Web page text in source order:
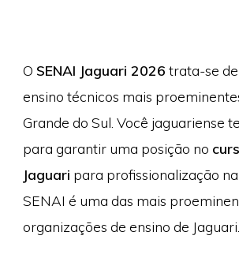
O SENAI Jaguari 2026 trata-se
ensino técnicos mais
Grande do Sul. Você jaguariense
para garantir uma posição no
Jaguari para profissionalização
SENAI é uma das mais
organizações de ensino de Jaguari.